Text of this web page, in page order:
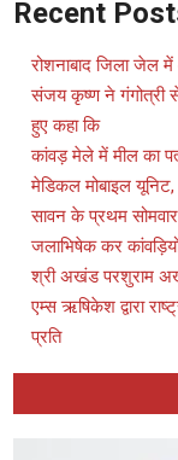
Recent
रोशनाबाद जिला जेल
संजय कृष्ण ने गंगोत्री से
हुए कहा कि
कांवड़ मेले में मील का
मेडिकल मोबाइल
सावन के प्रथम सोमवार
जलाभिषेक कर
श्री अखंड परशुराम
एम्स ऋषिकेश द्वारा
प्रति